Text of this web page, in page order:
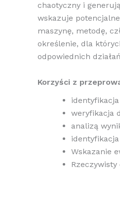
chaotyczny i
wskazuje
maszynę, metodę,
określenie, dla
odpowiednich działań
Korzyści z
weryfikacja
analizą
Wskazanie